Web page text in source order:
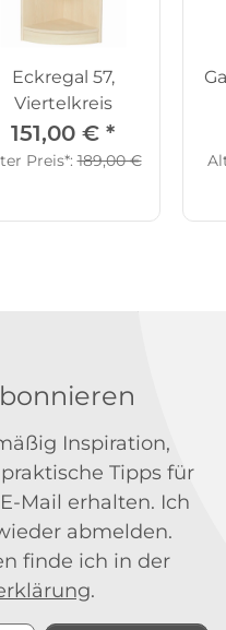
Eckregal 57,
Viertelkreis
151,00 € *
Preis*:189,00 €
Inspiration,
Tipps für
Mail erhalten. Ich
abmelden.
finde ich in der
.